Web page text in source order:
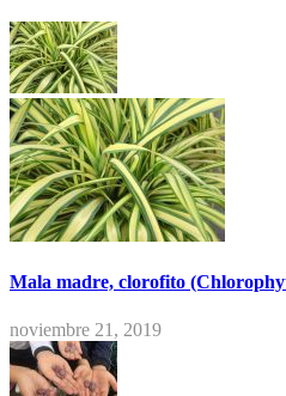
Mala madre, clorofito
noviembre 21, 2019